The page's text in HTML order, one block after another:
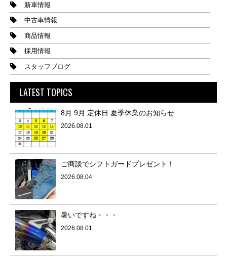
新車情報
中古車情報
商品情報
採用情報
スタッフブログ
LATEST TOPICS
8月 9月 定休日 夏季休業のお知らせ
2026.08.01
ご商談でシフトガードプレゼント！
2026.08.04
暑いですね・・・
2026.08.01